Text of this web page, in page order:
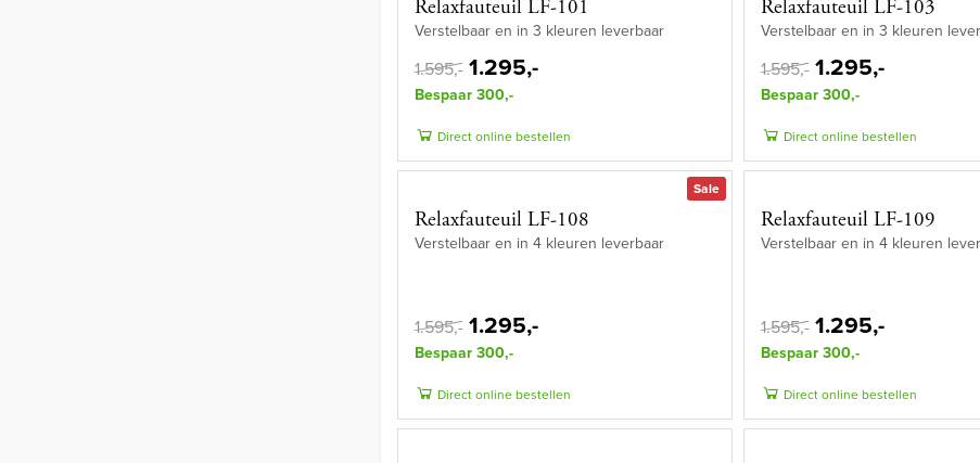
Relaxfauteuil LF-101
Verstelbaar en in 3 kleuren leverbaar
1.595,- 1.295,-
Bespaar 300,-
Direct online bestellen
Relaxfauteuil LF-103
Verstelbaar en in 3 kleuren
1.595,- 1.295,-
Bespaar 300,-
Direct online bestellen
Sale
Relaxfauteuil LF-108
Verstelbaar en in 4 kleuren leverbaar
1.595,- 1.295,-
Bespaar 300,-
Direct online bestellen
Relaxfauteuil LF-109
Verstelbaar en in 4 kleuren
1.595,- 1.295,-
Bespaar 300,-
Direct online bestellen